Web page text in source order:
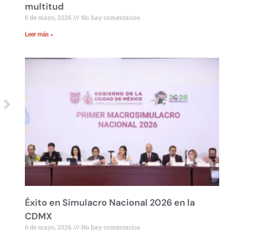
multitud
6 de mayo, 2026 No hay comentarios
Leer más »
Éxito en Simulacro Nacional 2026 en la
CDMX
6 de mayo, 2026 No hay comentarios